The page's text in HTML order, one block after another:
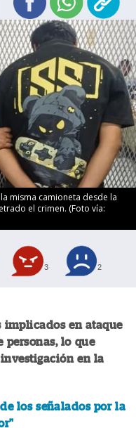
misma camioneta desde la
el crimen. (Foto vía:
3 2
implicados en ataque
personas, lo que
en la
los señalados por la